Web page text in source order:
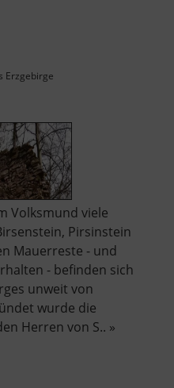
Erzgebirge
Volksmund viele
Pirsinstein
Mauerreste - und
- befinden sich
unweit von
wurde die
Herren von S.. »